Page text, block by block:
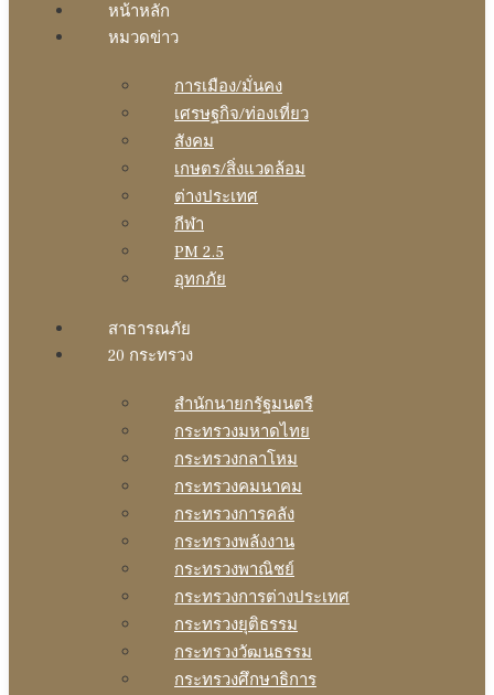
หน้าหลัก
หมวดข่าว
การเมือง/มั่นคง
เศรษฐกิจ/ท่องเที่ยว
สังคม
เกษตร/สิ่งแวดล้อม
ต่างประเทศ
กีฬา
PM 2.5
อุทกภัย
สาธารณภัย
20 กระทรวง
สํานักนายกรัฐมนตรี
กระทรวงมหาดไทย
กระทรวงกลาโหม
กระทรวงคมนาคม
กระทรวงการคลัง
กระทรวงพลังงาน
กระทรวงพาณิชย์
กระทรวงการต่างประเทศ
กระทรวงยุติธรรม
กระทรวงวัฒนธรรม
กระทรวงศึกษาธิการ